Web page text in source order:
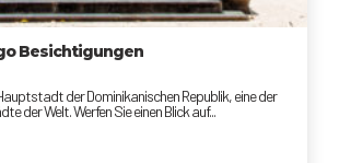
Besichtigungen
der Dominikanischen Republik, eine der
der Welt. Werfen Sie einen Blick auf...